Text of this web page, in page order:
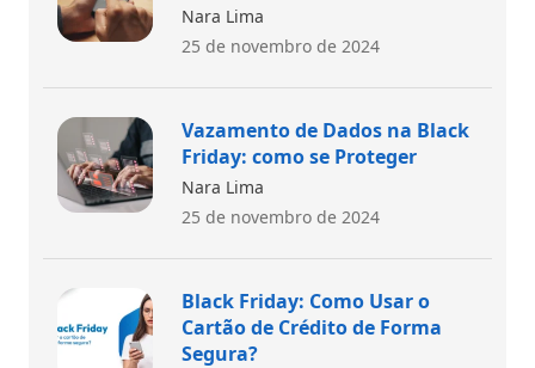
Nara Lima
25 de novembro de 2024
Vazamento de Dados na Black
Friday: como se Proteger
Nara Lima
25 de novembro de 2024
Black Friday: Como Usar o
Cartão de Crédito de Forma
Segura?